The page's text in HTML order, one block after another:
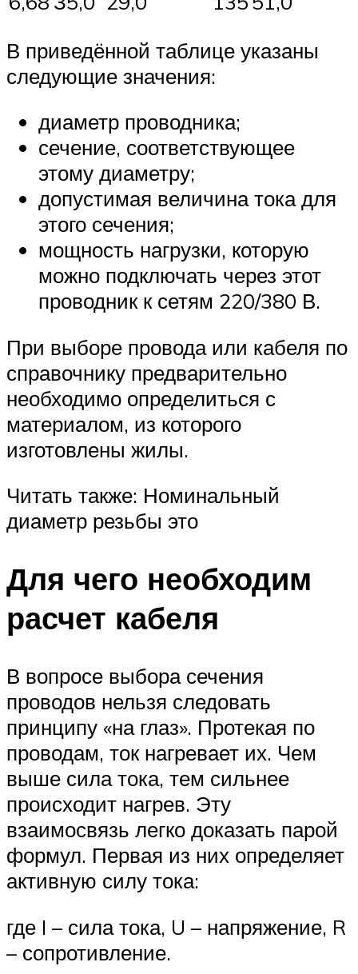
В приведённой таблице указаны
следующие значения:
диаметр проводника;
сечение, соответствующее
этому диаметру;
допустимая величина тока для
этого сечения;
мощность нагрузки, которую
можно подключать через этот
проводник к сетям 220/380 В.
При выборе провода или кабеля по
справочнику предварительно
необходимо определиться с
материалом, из которого
изготовлены жилы.
Читать также: Номинальный
диаметр резьбы это
Для чего необходим
расчет кабеля
В вопросе выбора сечения
проводов нельзя следовать
принципу «на глаз». Протекая по
проводам, ток нагревает их. Чем
выше сила тока, тем сильнее
происходит нагрев. Эту
взаимосвязь легко доказать парой
формул. Первая из них определяет
активную силу тока:
где I – сила тока, U – напряжение, R
– сопротивление.